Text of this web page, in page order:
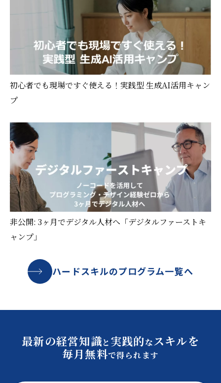
初心者でも現場ですぐ使える！実践型 生成AI活用キャン
プ
非公開: 3ヶ月でデジタル人材へ「デジタルファーストキ
ャンプ」
ハードスキルのプログラム一覧へ
最新の経営知識と 実践的なスキルを
毎月無料で得られます